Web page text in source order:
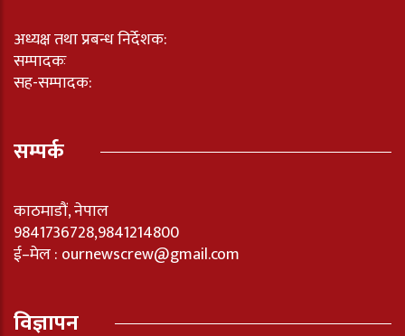
अध्यक्ष तथा प्रबन्ध निर्देशक:
सम्पादकः
सह-सम्पादक:
सम्पर्क
काठमाडौं, नेपाल
9841736728,9841214800
ई–मेल : ournewscrew@gmail.com
विज्ञापन